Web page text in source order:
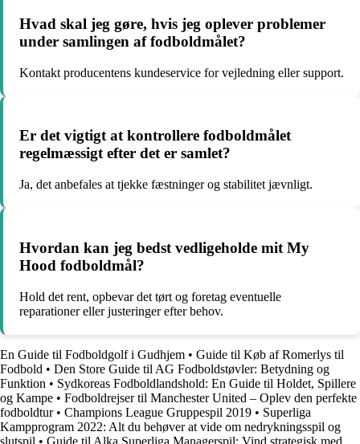
Hvad skal jeg gøre, hvis jeg oplever problemer
under samlingen af fodboldmålet?
Kontakt producentens kundeservice for vejledning eller support.
Er det vigtigt at kontrollere fodboldmålet
regelmæssigt efter det er samlet?
Ja, det anbefales at tjekke fæstninger og stabilitet jævnligt.
Hvordan kan jeg bedst vedligeholde mit My
Hood fodboldmål?
Hold det rent, opbevar det tørt og foretag eventuelle
reparationer eller justeringer efter behov.
En Guide til Fodboldgolf i Gudhjem • Guide til Køb af Romerlys til
Fodbold • Den Store Guide til AG Fodboldstøvler: Betydning og
Funktion • Sydkoreas Fodboldlandshold: En Guide til Holdet, Spillere
og Kampe • Fodboldrejser til Manchester United – Oplev den perfekte
fodboldtur• Champions League Gruppespil 2019 • Superliga
Kampprogram 2022: Alt du behøver at vide om nedrykningsspil og
slutspil • Guide til Alka Superliga Managerspil: Vind strategisk med